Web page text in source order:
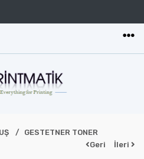
GESTETNER TONER
Geri
İleri